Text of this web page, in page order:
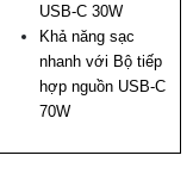
USB-C 30W
Khả năng sạc
nhanh với Bộ tiếp
hợp nguồn USB-C
70W